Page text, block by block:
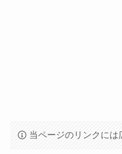
当ページのリンクには